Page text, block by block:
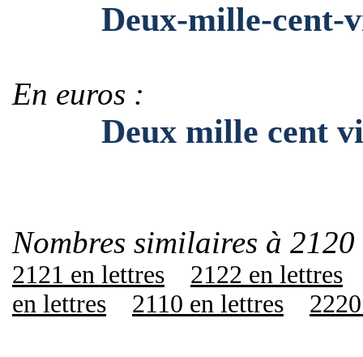
Deux-mille-cent-
En euros :
Deux mille cent
Nombres similaires à
2121 en lettres
2122 en lettres
en lettres
2110 en lettres